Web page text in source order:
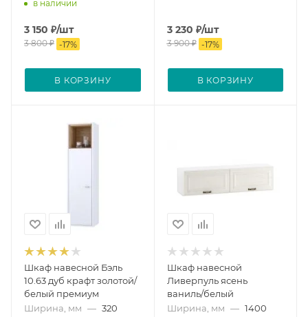
в наличии
3 150 ₽/шт
3 800₽ -17%
В КОРЗИНУ
3 230 ₽/шт
3 900₽ -17%
В КОРЗИНУ
Шкаф навесной Бэль
10.63 дуб крафт золотой/
белый премиум
Ширина, мм — 320
Шкаф навесной
Ливерпуль ясень
ваниль/белый
Ширина, мм — 1400